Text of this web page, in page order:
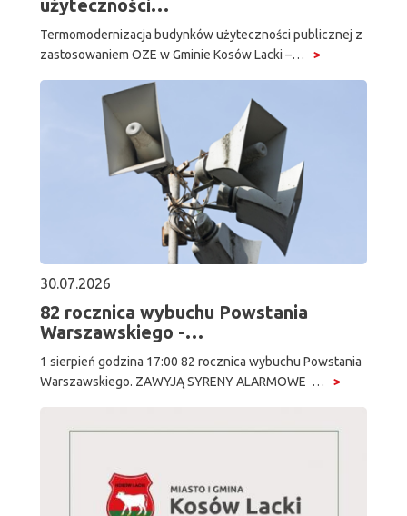
użyteczności…
Termomodernizacja budynków użyteczności publicznej z
zastosowaniem OZE w Gminie Kosów Lacki –…
30.07.2026
82 rocznica wybuchu Powstania
Warszawskiego -…
1 sierpień godzina 17:00 82 rocznica wybuchu Powstania
Warszawskiego. ZAWYJĄ SYRENY ALARMOWE …